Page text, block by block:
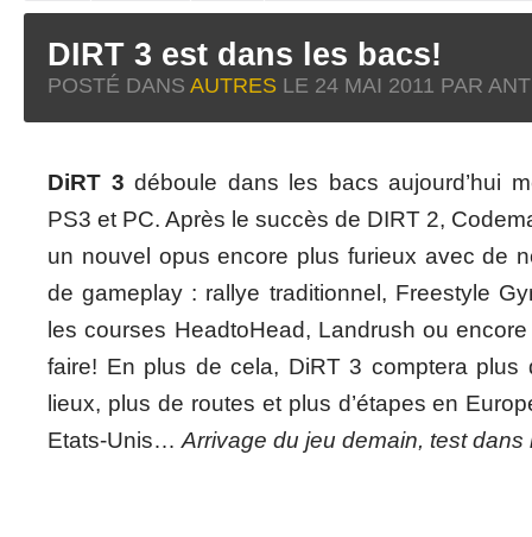
DIRT 3 est dans les bacs!
POSTÉ DANS AUTRES LE 24 MAI 2011 PAR
DiRT 3 déboule dans les bacs aujourd’hui
PS3 et PC. Après le succès de DIRT 2,
un nouvel opus encore plus furieux avec de
de gameplay : rallye traditionnel, Freestyle
les courses HeadtoHead, Landrush ou
faire! En plus de cela, DiRT 3 comptera plus
lieux, plus de routes et plus d’étapes en
Etats-Unis… Arrivage du jeu demain, test